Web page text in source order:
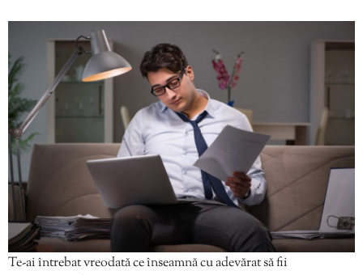
Te-ai întrebat vreodată ce înseamnă cu adevărat să fii